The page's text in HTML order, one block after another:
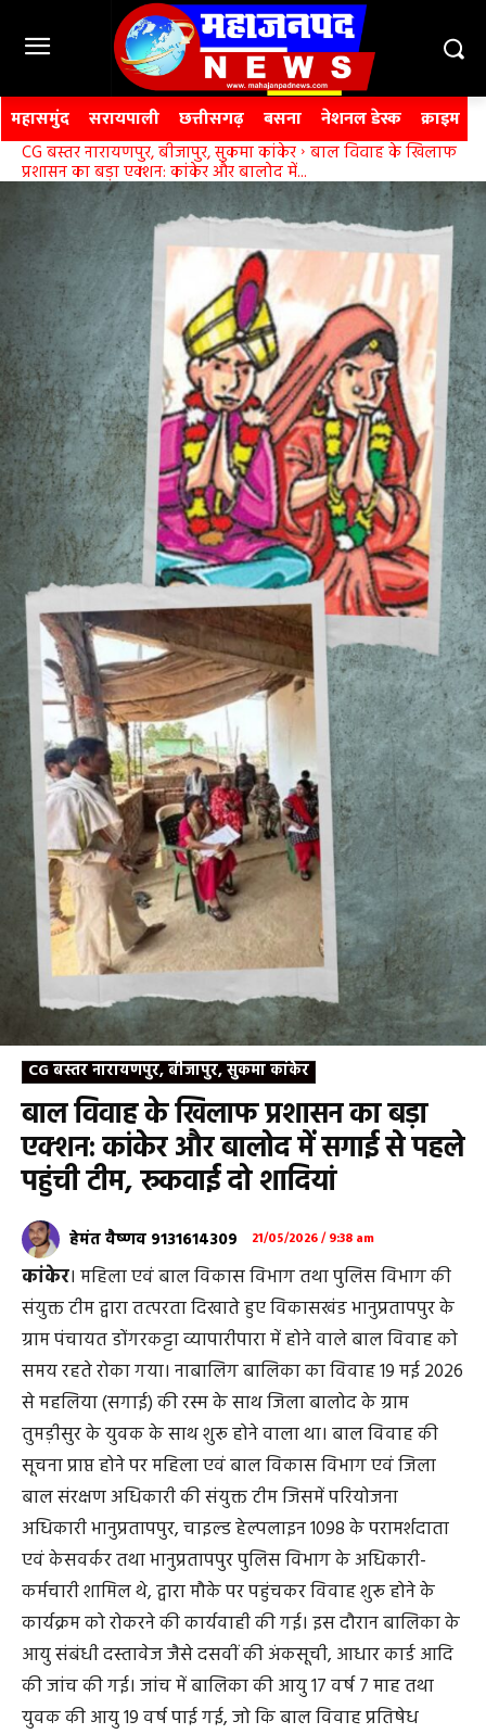
महासमुंद सरायपाली छत्तीसगढ़ बसना नेशनल डेस्क क्राइम
CG बस्तर नारायणपुर, बीजापुर, सुकमा कांकेर बाल विवाह के खिलाफ
प्रशासन का बड़ा एक्शन: कांकेर और बालोद में...
CG बस्तर नारायणपुर, बीजापुर, सुकमा कांकेर
बाल विवाह के खिलाफ प्रशासन का बड़ा
एक्शन: कांकेर और बालोद में सगाई से पहले
पहुंची टीम, रुकवाई दो शादियां
हेमंत वैष्णव 9131614309 21/05/2026 / 9:38 am
कांकेर। महिला एवं बाल विकास विभाग तथा पुलिस विभाग की
संयुक्त टीम द्वारा तत्परता दिखाते हुए विकासखंड भानुप्रतापपुर के
ग्राम पंचायत डोंगरकट्टा व्यापारीपारा में होने वाले बाल विवाह को
समय रहते रोका गया। नाबालिग बालिका का विवाह 19 मई 2026
से महलिया (सगाई) की रस्म के साथ जिला बालोद के ग्राम
तुमड़ीसुर के युवक के साथ शुरू होने वाला था। बाल विवाह की
सूचना प्राप्त होने पर महिला एवं बाल विकास विभाग एवं जिला
बाल संरक्षण अधिकारी की संयुक्त टीम जिसमें परियोजना
अधिकारी भानुप्रतापपुर, चाइल्ड हेल्पलाइन 1098 के परामर्शदाता
एवं केसवर्कर तथा भानुप्रतापपुर पुलिस विभाग के अधिकारी-
कर्मचारी शामिल थे, द्वारा मौके पर पहुंचकर विवाह शुरू होने के
कार्यक्रम को रोकरने की कार्यवाही की गई। इस दौरान बालिका के
आयु संबंधी दस्तावेज जैसे दसवीं की अंकसूची, आधार कार्ड आदि
की जांच की गई। जांच में बालिका की आयु 17 वर्ष 7 माह तथा
युवक की आयु 19 वर्ष पाई गई, जो कि बाल विवाह प्रतिषेध